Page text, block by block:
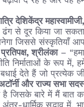
देशिकेंद्र
ढंग से दूर किया जा
जिससे संस्कृतियाँ
श्रीलंका–
निर्माताओं के रूप में,
देते हैं जो प्रत्येक
और राज्य सभा
है जिसके बारे में मैं